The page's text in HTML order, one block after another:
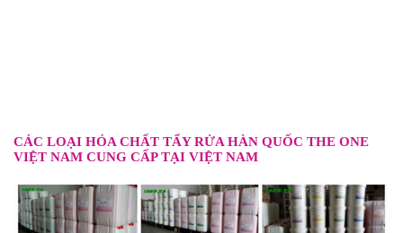
CÁC LOẠI HÓA CHẤT TẨY RỬA HÀN QUỐC THE ONE
VIỆT NAM CUNG CẤP TẠI VIỆT NAM